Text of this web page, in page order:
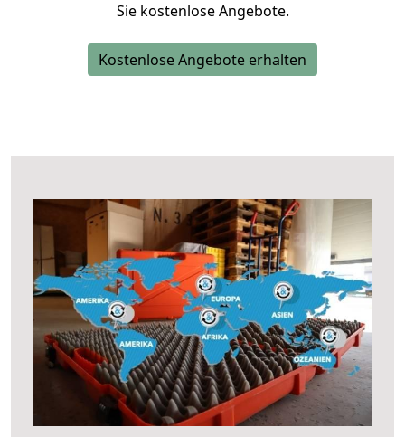
Sie kostenlose Angebote.
Kostenlose Angebote erhalten